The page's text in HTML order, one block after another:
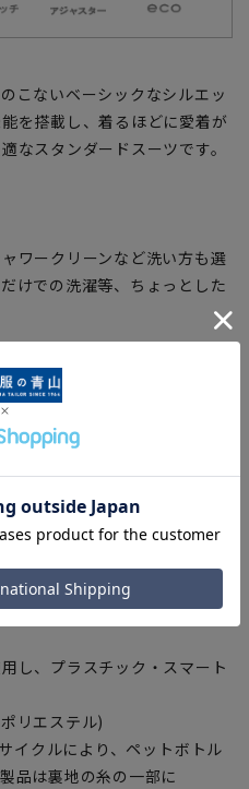
こないベーシックなシルエッ
を搭載し、着るほどに愛着が
なスタンダードスーツです。
ワークリーンなど洗い方も選
けでの洗濯等、ちょっとした
な伸縮性。
インをキープ
で、スーツ長持ち。
約6cm可動します。
なっています。補強の為に着
ます。
し、プラスチック・スマート
リエステル)
イクルにより、ペットボトル
品は裏地の糸の一部に